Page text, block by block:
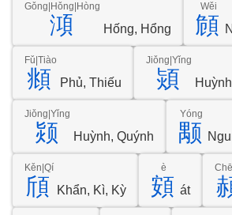
澒
Gǒng|Hǒng|Hòng
Hống, Hổng 頠
Wěi
頫
Fǔ|Tiào
Phủ, Thiếu 熲
Jiǒng|Yǐng
颎
Jiǒng|Yǐng
Huỳnh, Quýnh 颙
Yóng
頎
Kěn|Qí
Khẩn, Kì, Kỳ 頞
è
át